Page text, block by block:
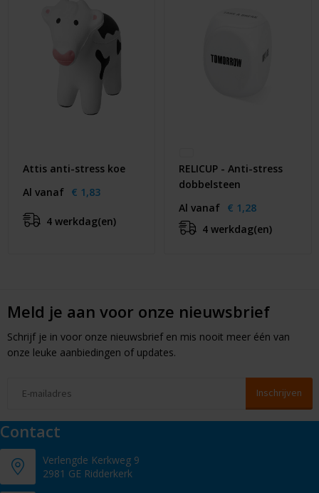
Attis anti-stress koe
Al vanaf € 1,83
4 werkdag(en)
RELICUP - Anti-stress
dobbelsteen
Al vanaf € 1,28
4 werkdag(en)
Meld je aan voor onze nieuwsbrief
Schrijf je in voor onze nieuwsbrief en mis nooit meer één van
onze leuke aanbiedingen of updates.
Contact
Verlengde Kerkweg 9
2981 GE Ridderkerk